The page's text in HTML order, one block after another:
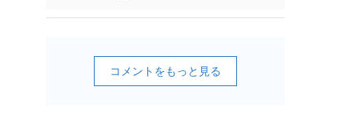
コメントをもっと見る